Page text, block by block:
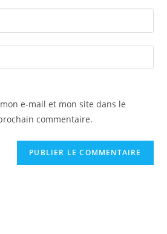
e-mail et mon site dans le
commentaire.